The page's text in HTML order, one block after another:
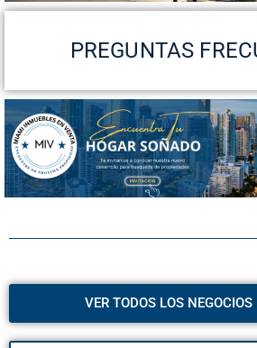
PREGUNTAS
VER TODOS LOS